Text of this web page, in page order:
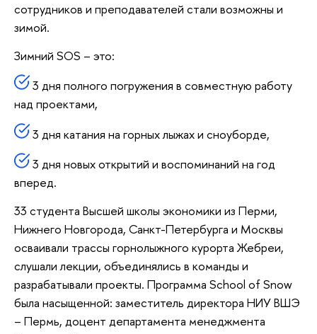
сотрудников и преподавателей стали возможны и
зимой.
Зимний SOS – это:
3 дня полного погружения в совместную работу
над проектами,
3 дня катания на горных лыжах и сноуборде,
3 дня новых открытий и воспоминаний на год
вперед.
33 студента Высшей школы экономики из Перми,
Нижнего Новгорода, Санкт-Петербурга и Москвы
осваивали трассы горнолыжного курорта Жебреи,
слушали лекции, объединялись в команды и
разрабатывали проекты. Программа School of Snow
была насыщенной: заместитель директора НИУ ВШЭ
– Пермь, доцент департамента менеджмента